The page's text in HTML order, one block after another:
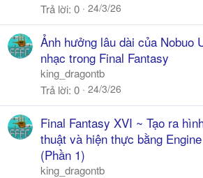
Trả lời 0 24/3/26
Ảnh hưởng lâu dài của Nobuo
nhạc trong Final Fantasy
king_dragontb
Trả lời 0 24/3/26
Final Fantasy XVI ~ Tạo ra
thuật và hiện thực bằng
(Phần 1)
king_dragontb